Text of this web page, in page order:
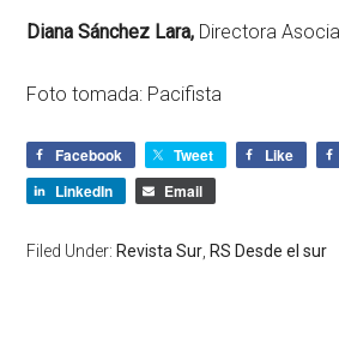
Diana Sánchez Lara, Directora
Foto tomada: Pacifista
Facebook Tweet Like
LinkedIn
Email
Filed Under: Revista Sur, RS Desde el sur